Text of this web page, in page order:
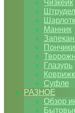
Чизкейк
Манник
Пончики
Глазурь
Суфле
РАЗНОЕ
Обзор